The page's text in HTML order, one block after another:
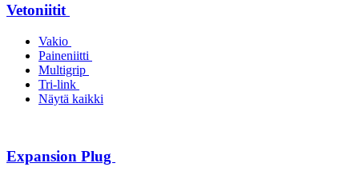
Vetoniitit
Vakio
Paineniitti
Multigrip
Tri-link
Näytä kaikki
Expansion Plug